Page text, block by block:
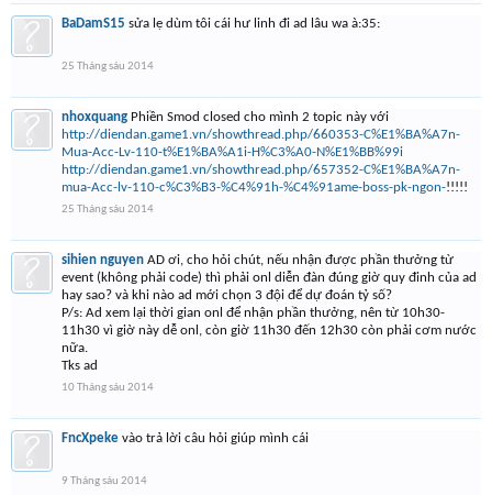
BaDamS15 sửa lẹ dùm tôi cái hư linh đi ad lâu wa à:35:
25 Tháng sáu 2014
nhoxquang Phiền Smod closed cho mình 2 topic này với
http://diendan.game1.vn/showthread.php/660353-C%E1%BA%A7n-
Mua-Acc-Lv-110-t%E1%BA%A1i-H%C3%A0-N%E1%BB%99i
http://diendan.game1.vn/showthread.php/657352-C%E1%BA%A7n-
mua-Acc-lv-110-c%C3%B3-%C4%91h-%C4%91ame-boss-pk-ngon-!!!!!
25 Tháng sáu 2014
sihien nguyen AD ơi, cho hỏi chút, nếu nhận được phần thưởng từ
event (không phải code) thì phải onl diễn đàn đúng giờ quy đinh của ad
hay sao? và khi nào ad mới chọn 3 đội để dự đoán tỷ số?
P/s: Ad xem lại thời gian onl để nhận phần thưởng, nên từ 10h30-
11h30 vì giờ này dễ onl, còn giờ 11h30 đến 12h30 còn phải cơm nước
nữa.
Tks ad
10 Tháng sáu 2014
FncXpeke vào trả lời câu hỏi giúp mình cái
9 Tháng sáu 2014